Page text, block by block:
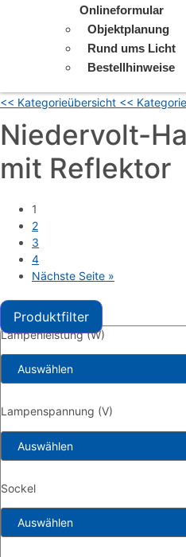
Onlineformular
Objektplanung
Rund ums Licht
Bestellhinweise
<< Kategorieübersicht <<
Niedervolt-
mit Reflektor
1
2
3
4
Nächste Seite »
Produktfilter
Lampenleistung (W)
Lampenspannung (V)
Sockel